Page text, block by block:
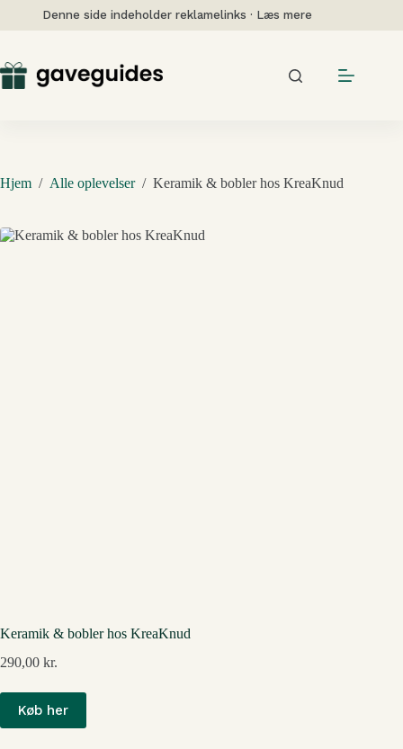
Denne side indeholder reklamelinks · Læs mere
Hjem / Alle oplevelser / Keramik & bobler hos KreaKnud
Keramik & bobler hos KreaKnud
290,00 kr.
Køb her